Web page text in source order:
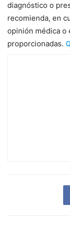
diagnóstico o
recomienda, en
opinión médica o
proporcionadas.